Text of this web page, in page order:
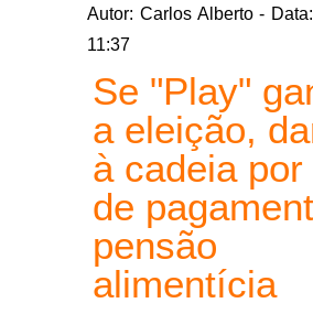
Autor: Carlos Alberto -
11:37
Se "Play"
a eleição,
à cadeia
de
pensão
alimentícia